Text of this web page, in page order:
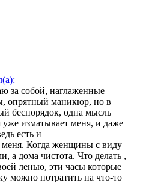
за собой, наглаженные
опрятный маникюр, но в
беспорядок, одна мысль
уже изматывает меня, и даже
есть и
Когда женщины с виду
а дома чистота. Что делать ,
ленью, эти часы которые
можно потратить на что-то